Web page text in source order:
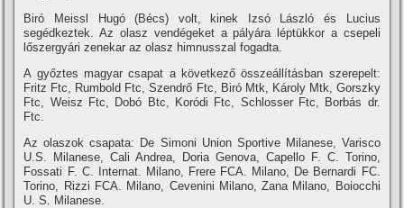
Biró Meissl Hugó (Bécs) volt, kinek Izsó László és Lucius
segédkeztek. Az olasz vendégeket a pályára léptükkor a csepeli
lőszergyári zenekar az olasz himnusszal fogadta.
A győztes magyar csapat a következő összeállí­tásban szerepelt:
Fritz Ftc, Rumbold Ftc, Szendrő Ftc, Biró Mtk, Károly Mtk, Gorszky
Ftc, Weisz Ftc, Dobó Btc, Koródi Ftc, Schlosser Ftc, Borbás dr.
Ftc.
Az olaszok csapata: De Simoni Union Sportive Milanese, Varisco
U.S. Milanese, Cali Andrea, Doria Genova, Capello F. C. Torino,
Fossati F. C. Internat. Milano, Frere FCA. Milano, De Bernardi FC.
Torino, Rizzi FCA. Milano, Cevenini Milano, Zana Milano, Boiocchi
U. S. Milanese.